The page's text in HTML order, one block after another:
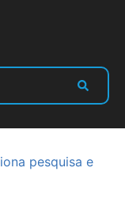
pesquisa e